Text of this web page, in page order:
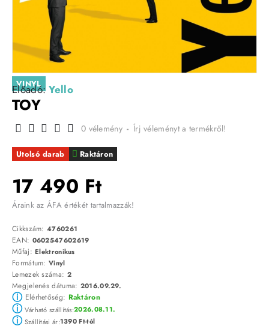
VINYL
Előadó:Yello
TOY
Raktáron
Utolsó darab
0 vélemény - Írj véleményt a termékről!
17 490 Ft
Áraink az ÁFA értékét tartalmazzák!
Cikkszám: 4760261
EAN: 0602547602619
Műfaj:Elektronikus
Formátum: Vinyl
Lemezek száma: 2
Megjelenés dátuma: 2016.09.29.
ⓘElérhetőség: Raktáron
ⓘVárható szállítás:2026.08.11.
ⓘSzállítási ár:1390 Ft-tól